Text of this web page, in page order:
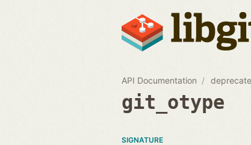
API Documentation
git_otype
SIGNATURE